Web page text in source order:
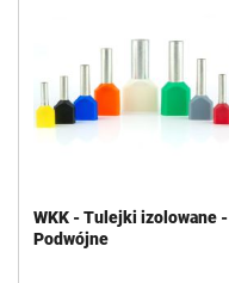
WKK - Tulejki izolowane -
Podwójne